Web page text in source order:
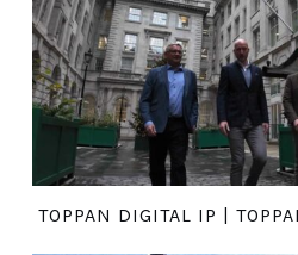
TOPPAN DIGITAL IP |